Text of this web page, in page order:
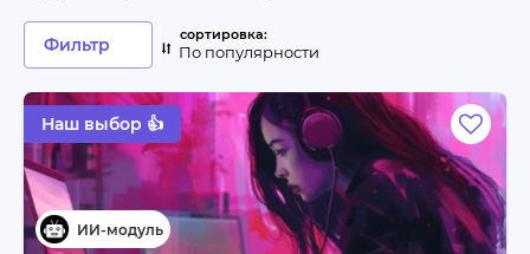
Наш выбор 👍
Фильтр По популярности